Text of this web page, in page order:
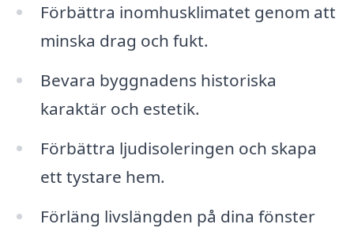
Förbättra inomhusklimatet genom att
minska drag och fukt.
Bevara byggnadens historiska
karaktär och estetik.
Förbättra ljudisoleringen och skapa
ett tystare hem.
Förläng livslängden på dina fönster